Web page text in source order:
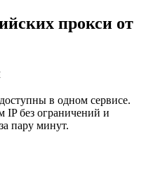
прокси от
в одном сервисе.
IP без ограничений и
пару минут.